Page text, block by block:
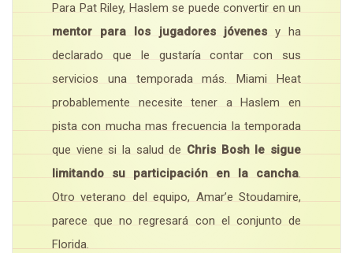
Para Pat Riley, Haslem se puede convertir en un
mentor para los jugadores jóvenesy ha
declarado que le gustaría contar con sus
servicios una temporada más. Miami Heat
probablemente necesite tener a Haslem en
pista con mucha mas frecuencia la temporada
que viene si la salud de Chris Bosh le sigue
limitando su participación en la cancha.
Otro veterano del equipo, Amar’e Stoudamire,
parece que no regresará con el conjunto de
Florida.